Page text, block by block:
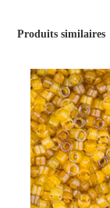
Produits similaires